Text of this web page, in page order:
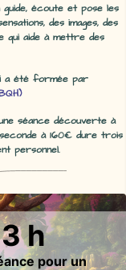
écoute et pose les
des images, des
qui aide à mettre des
a été formée par
séance découverte à
à 160€ dure trois
personnel.
3 h
pour un